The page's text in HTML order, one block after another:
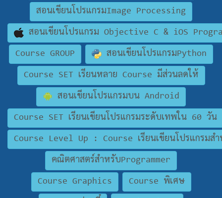
สอนเขียนโปรแกรมImage Processing
สอนเขียนโปรแกรม Objective C & iOS
Course GROUP สอนเขียนโปรแกรมPython
Course SET เรียนหลาย Course มีส่วนลดให้
สอนเขียนโปรแกรมบน Android
Course SET เรียนเขียนโปรแกรมระดับเทพใน 60 วัน
Course Level Up : Course เรียนเขียนโปรแกรมสำ
คณิตศาสตร์สำหรับProgrammer
Course Graphics Course พิเศษ